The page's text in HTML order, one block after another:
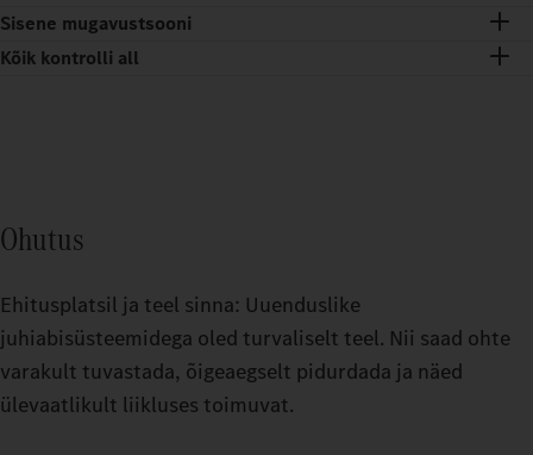
Sisene mugavustsooni
Kõik kontrolli all
Ohutus
Ehitusplatsil ja teel sinna: Uuenduslike
juhiabisüsteemidega oled turvaliselt teel. Nii saad ohte
varakult tuvastada, õigeaegselt pidurdada ja näed
ülevaatlikult liikluses toimuvat.